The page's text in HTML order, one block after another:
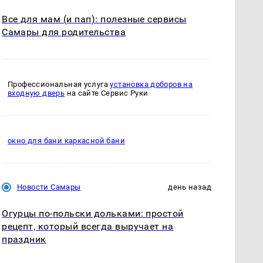
Все для мам (и пап): полезные сервисы
Самары для родительства
Профессиональная услугаустановка доборов на
входную дверь на сайте Сервис Руки
окно для бани каркасной бани
Новости Самары день назад
Огурцы по‑польски дольками: простой
рецепт, который всегда выручает на
праздник